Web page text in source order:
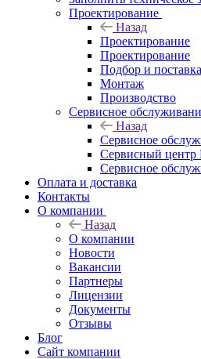
Проектирование
Назад
Проектирование
Проектирование
Подбор и
Монтаж
Производство
Сервисное
Назад
Сервисное
Сервисный центр
Сервисное
Оплата и доставка
Контакты
О компании
Назад
О компании
Новости
Вакансии
Партнеры
Лицензии
Документы
Отзывы
Блог
Сайт компании